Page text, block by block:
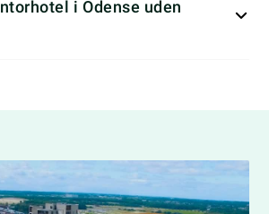
i Odense uden